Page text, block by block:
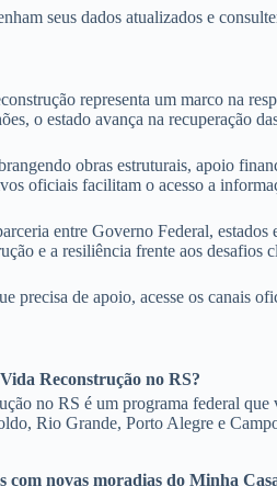
seus dados atualizados e
representa um marco na
o estado avança na recuperação
obras estruturais, apoio
oficiais facilitam o acesso a
entre Governo Federal,
e a resiliência frente aos desafios
precisa de apoio, acesse os canais
Reconstrução no RS?
no RS é um programa federal
Rio Grande, Porto Alegre e
com novas moradias do Minha